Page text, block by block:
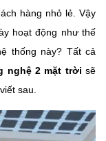
hàng nhỏ lẻ. Vậy
hoạt động như thế
thống này? Tất cả
nghệ 2 mặt trời sẽ
sau.